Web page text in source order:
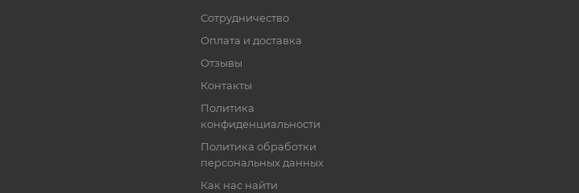
Сотрудничество
Оплата и доставка
Отзывы
Контакты
Политика
конфиденциальности
Политика обработки
персональных данных
Как нас найти